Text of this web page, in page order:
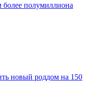
более полумиллиона
новый роддом на 150